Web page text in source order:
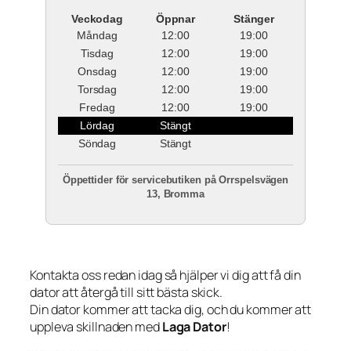
Veckodag Öppnar
Stänger
Måndag
12:00
19:00
Tisdag
12:00
19:00
Onsdag
12:00
19:00
Torsdag
12:00
19:00
Fredag
12:00
19:00
Lördag
Stängt
Söndag
Stängt
Öppettider för servicebutiken på Orrspelsvägen
13, Bromma
Kontakta oss redan idag så hjälper vi dig att få din
dator att återgå till sitt bästa skick.
Din dator kommer att tacka dig, och du kommer att
uppleva skillnaden medLaga Dator!